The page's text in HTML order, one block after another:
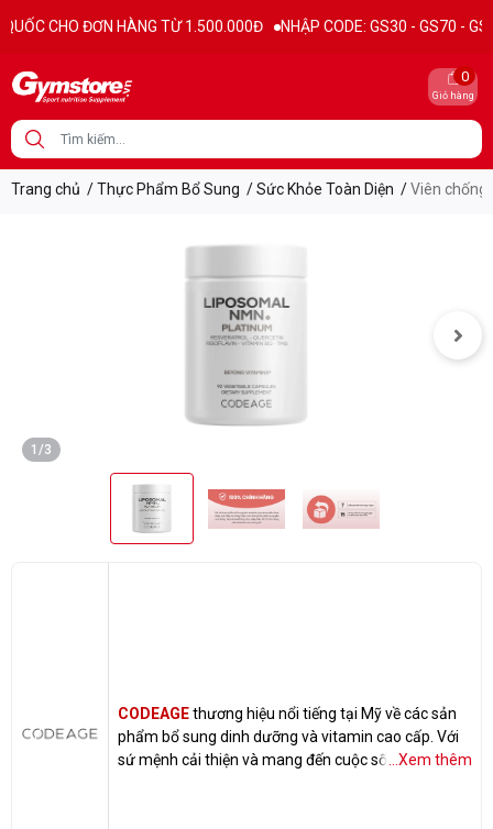
CHO ĐƠN HÀNG TỪ 1.500.000Đ NHẬP CODE: GS30 - GS70 -
Giỏ hàng
0
Trang chủ /Thực Phẩm Bổ Sung /Sức Khỏe Toàn Diện /Viên chống
Thông tin sản phẩm Đặc điểm nổi bật Thành phần dinh
1/3
CODEAGEthương hiệu nổi tiếng tại Mỹ về các sản
phẩm bổ sung dinh dưỡng và vitamin cao cấp. Với
sứ mệnh cải thiện và mang đến cuộc sống tốt đẹp
...Xem thêm